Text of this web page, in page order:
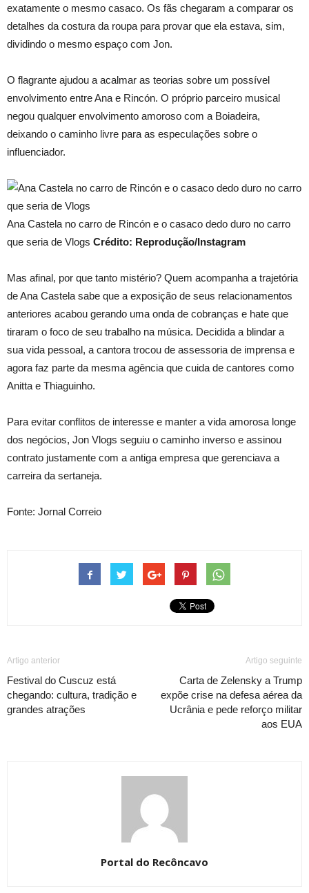
exatamente o mesmo casaco. Os fãs chegaram a comparar os
detalhes da costura da roupa para provar que ela estava, sim,
dividindo o mesmo espaço com Jon.
O flagrante ajudou a acalmar as teorias sobre um possível
envolvimento entre Ana e Rincón. O próprio parceiro musical
negou qualquer envolvimento amoroso com a Boiadeira,
deixando o caminho livre para as especulações sobre o
influenciador.
Ana Castela no carro de Rincón e o casaco dedo duro no carro
que seria de Vlogs Crédito: Reprodução/Instagram
Mas afinal, por que tanto mistério? Quem acompanha a trajetória
de Ana Castela sabe que a exposição de seus relacionamentos
anteriores acabou gerando uma onda de cobranças e hate que
tiraram o foco de seu trabalho na música. Decidida a blindar a
sua vida pessoal, a cantora trocou de assessoria de imprensa e
agora faz parte da mesma agência que cuida de cantores como
Anitta e Thiaguinho.
Para evitar conflitos de interesse e manter a vida amorosa longe
dos negócios, Jon Vlogs seguiu o caminho inverso e assinou
contrato justamente com a antiga empresa que gerenciava a
carreira da sertaneja.
Fonte: Jornal Correio
Artigo anterior
Festival do Cuscuz está
chegando: cultura, tradição e
grandes atrações
Artigo seguinte
Carta de Zelensky a Trump
expõe crise na defesa aérea da
Ucrânia e pede reforço militar
aos EUA
Portal do Recôncavo